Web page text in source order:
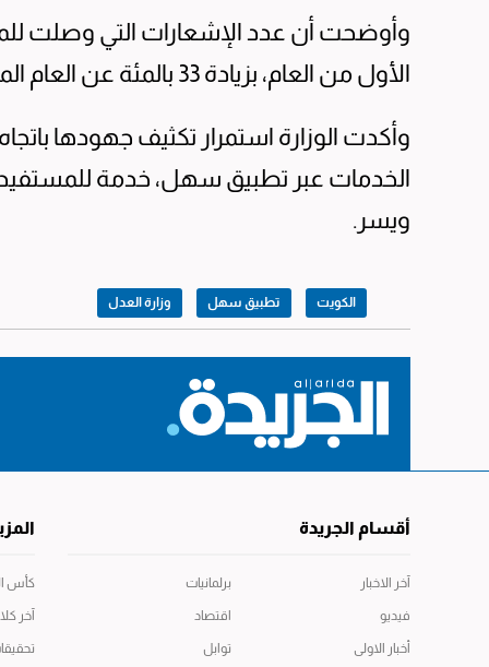
الأول من العام، بزيادة 33 بالمئة عن العام الماضي.
وأكدت الوزارة استمرار تكثيف جهودها
الخدمات عبر تطبيق سهل، خدمة
ويسر.
الكويت تطبيق سهل وزارة العدل
أقسام الجريدة
آخر الاخبار
فيديو
أخبار الاولى
برلمانيات
اقتصاد
توابل
كأس
آخر